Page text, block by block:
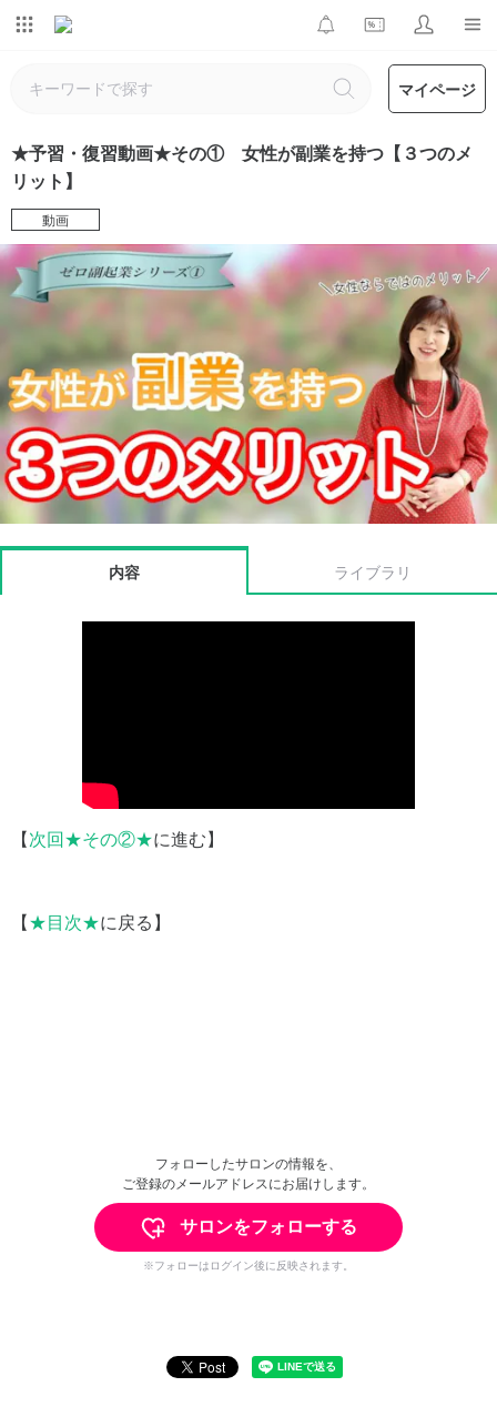
マイページ
★予習・復習動画★その① 女性が副業を持つ【３つのメ
リット】
動画
内容 ライブラリ
【 次回★その②★に進む】
【 ★目次★に戻る】
フォローしたサロンの情報を、
ご登録のメールアドレスにお届けします。
サロンをフォローする
※フォローはログイン後に反映されます。